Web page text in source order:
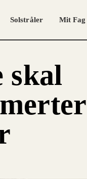
Solstråler Mit Fag
skal